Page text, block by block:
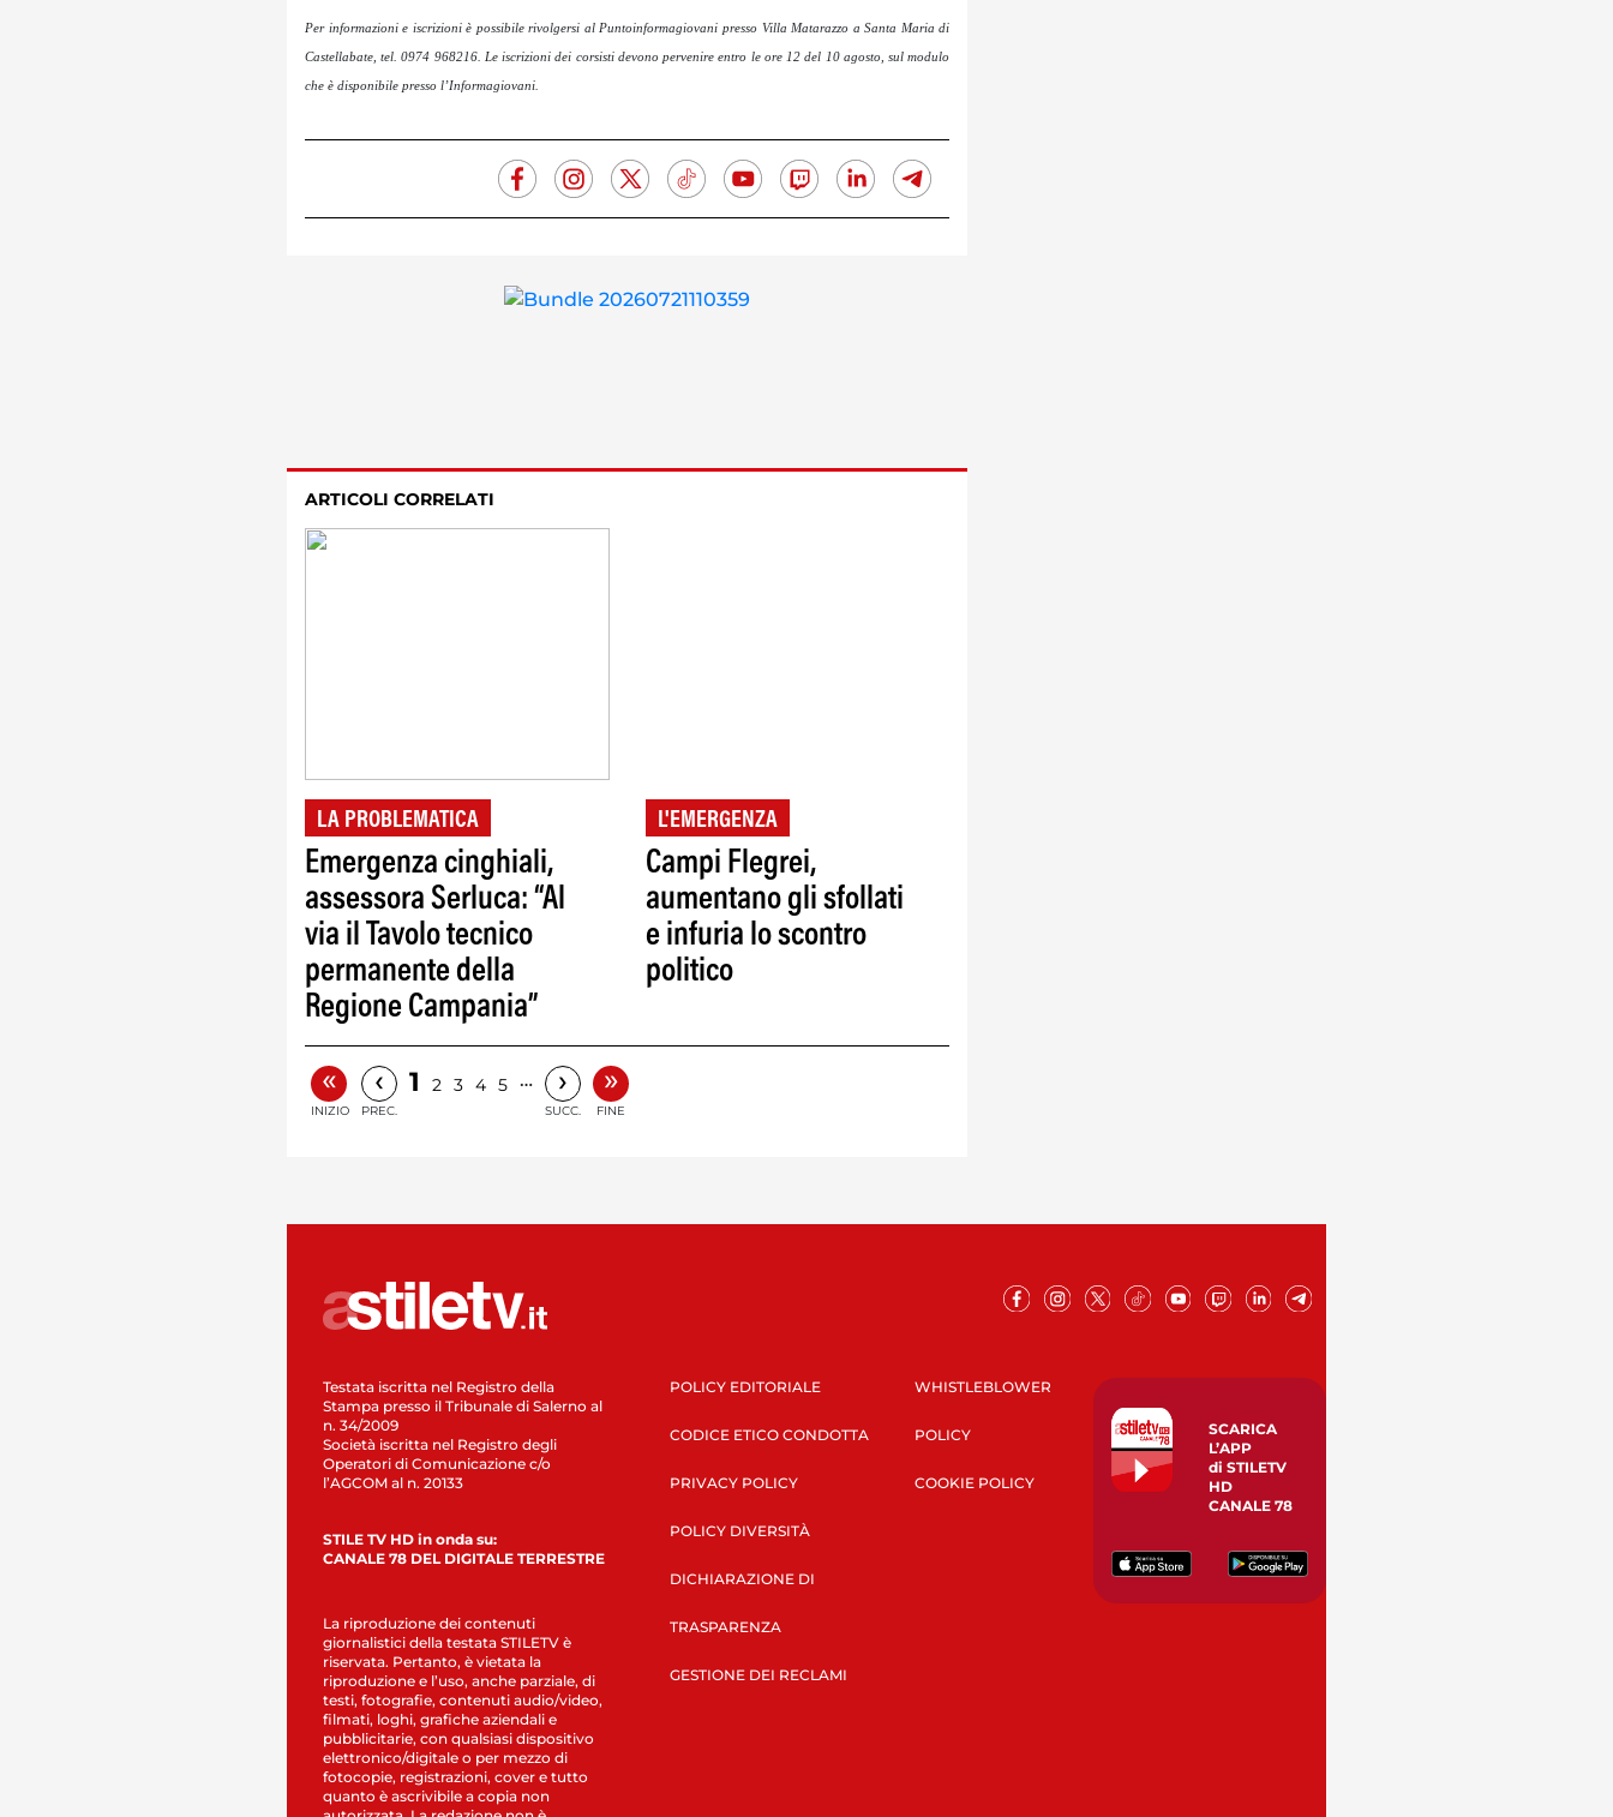
Per informazioni e iscrizioni è possibile rivolgersi al Puntoinformagiovani presso Villa Matarazzo a Santa Maria di
Castellabate, tel. 0974 968216. Le iscrizioni dei corsisti devono pervenire entro le ore 12 del 10 agosto, sul modulo
che è disponibile presso l’Informagiovani.
ARTICOLI CORRELATI
LA PROBLEMATICA
Emergenza cinghiali,
assessora Serluca: “Al
via il Tavolo tecnico
permanente della
Regione Campania”
L'EMERGENZA
Campi Flegrei,
aumentano gli sfollati
e infuria lo scontro
politico
«
INIZIO
‹
PREC.
1 2 3 4 5 … ›
SUCC.
»
FINE
Testata iscritta nel Registro della
Stampa presso il Tribunale di Salerno al
n. 34/2009
Società iscritta nel Registro degli
Operatori di Comunicazione c/o
l’AGCOM al n. 20133
STILE TV HD in onda su:
CANALE 78 DEL DIGITALE TERRESTRE
La riproduzione dei contenuti
giornalistici della testata STILETV è
riservata. Pertanto, è vietata la
riproduzione e l’uso, anche parziale, di
testi, fotografie, contenuti audio/video,
filmati, loghi, grafiche aziendali e
pubblicitarie, con qualsiasi dispositivo
elettronico/digitale o per mezzo di
fotocopie, registrazioni, cover e tutto
quanto è ascrivibile a copia non
POLICY EDITORIALE
CODICE ETICO CONDOTTA
PRIVACY POLICY
POLICY DIVERSITÀ
DICHIARAZIONE DI
TRASPARENZA
GESTIONE DEI RECLAMI
WHISTLEBLOWER
POLICY
COOKIE POLICY
SCARICA
L’APP
di STILETV
HD
CANALE 78